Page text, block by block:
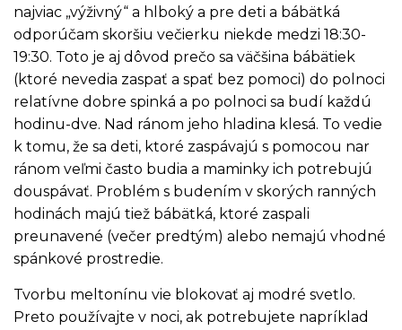
najviac „výživný“ a hlboký a pre deti a bábätká
odporúčam skoršiu večierku niekde medzi 18:30-
19:30. Toto je aj dôvod prečo sa väčšina bábätiek
(ktoré nevedia zaspať a spať bez pomoci) do polnoci
relatívne dobre spinká a po polnoci sa budí každú
hodinu-dve. Nad ránom jeho hladina klesá. To vedie
k tomu, že sa deti, ktoré zaspávajú s pomocou nar
ránom veľmi často budia a maminky ich potrebujú
douspávať. Problém s budením v skorých ranných
hodinách majú tiež bábätká, ktoré zaspali
preunavené (večer predtým) alebo nemajú vhodné
spánkové prostredie.
Tvorbu meltonínu vie blokovať aj modré svetlo.
Preto používajte v noci, ak potrebujete napríklad